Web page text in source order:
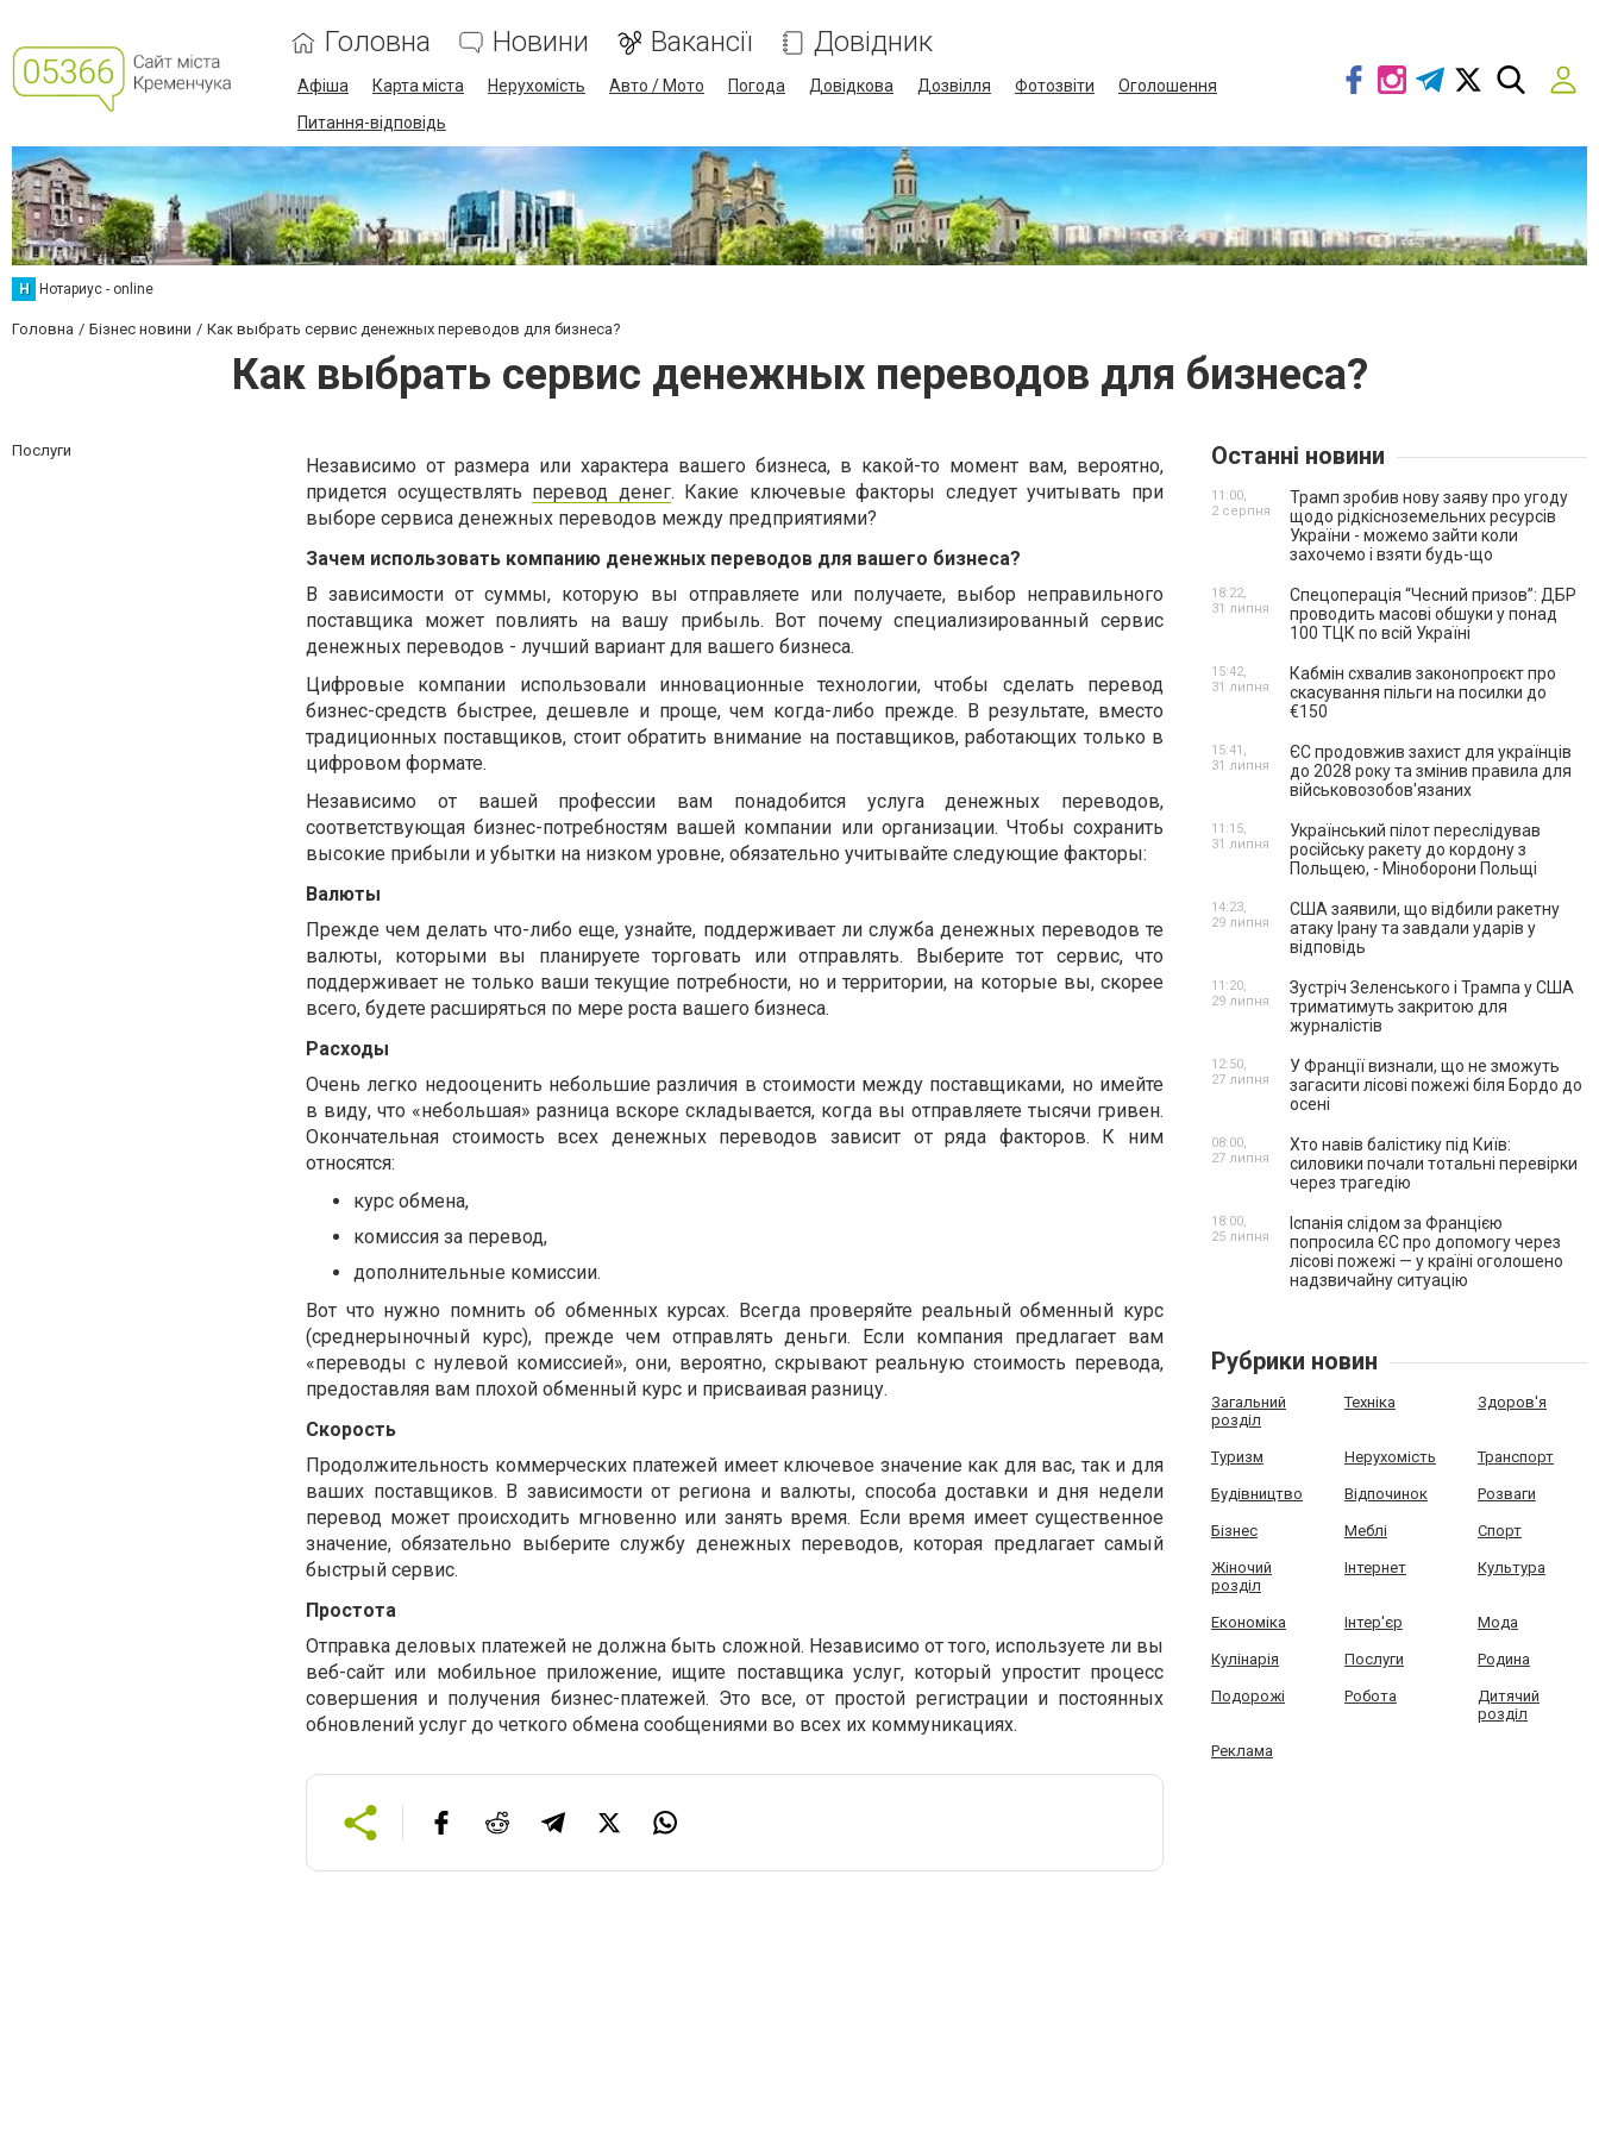
Головна Новини Вакансії Довідник
Афіша Карта міста Нерухомість Авто / Мото Погода Довідкова Дозвілля Фотозвіти
Оголошення
Питання-відповідь
Н Нотариус - online
Головна Бізнес новини Как выбрать сервис денежных переводов для бизнеса?
Как выбрать сервис денежных переводов для бизнеса?
Послуги
Независимо от размера или характера вашего бизнеса, в какой-то момент вам, вероятно,
придется осуществлять перевод денег. Какие ключевые факторы следует учитывать при
выборе сервиса денежных переводов между предприятиями?
Зачем использовать компанию денежных переводов для вашего бизнеса?
В зависимости от суммы, которую вы отправляете или получаете, выбор неправильного
поставщика может повлиять на вашу прибыль. Вот почему специализированный сервис
денежных переводов - лучший вариант для вашего бизнеса.
Цифровые компании использовали инновационные технологии, чтобы сделать перевод
бизнес-средств быстрее, дешевле и проще, чем когда-либо прежде. В результате, вместо
традиционных поставщиков, стоит обратить внимание на поставщиков, работающих только в
цифровом формате.
Независимо от вашей профессии вам понадобится услуга денежных переводов,
соответствующая бизнес-потребностям вашей компании или организации. Чтобы сохранить
высокие прибыли и убытки на низком уровне, обязательно учитывайте следующие факторы:
Валюты
Прежде чем делать что-либо еще, узнайте, поддерживает ли служба денежных переводов те
валюты, которыми вы планируете торговать или отправлять. Выберите тот сервис, что
поддерживает не только ваши текущие потребности, но и территории, на которые вы, скорее
всего, будете расширяться по мере роста вашего бизнеса.
Расходы
Очень легко недооценить небольшие различия в стоимости между поставщиками, но имейте
в виду, что «небольшая» разница вскоре складывается, когда вы отправляете тысячи гривен.
Окончательная стоимость всех денежных переводов зависит от ряда факторов. К ним
относятся:
курс обмена,
комиссия за перевод,
дополнительные комиссии.
Вот что нужно помнить об обменных курсах. Всегда проверяйте реальный обменный курс
(среднерыночный курс), прежде чем отправлять деньги. Если компания предлагает вам
«переводы с нулевой комиссией», они, вероятно, скрывают реальную стоимость перевода,
предоставляя вам плохой обменный курс и присваивая разницу.
Скорость
Продолжительность коммерческих платежей имеет ключевое значение как для вас, так и для
ваших поставщиков. В зависимости от региона и валюты, способа доставки и дня недели
перевод может происходить мгновенно или занять время. Если время имеет существенное
значение, обязательно выберите службу денежных переводов, которая предлагает самый
быстрый сервис.
Простота
Отправка деловых платежей не должна быть сложной. Независимо от того, используете ли вы
веб-сайт или мобильное приложение, ищите поставщика услуг, который упростит процесс
совершения и получения бизнес-платежей. Это все, от простой регистрации и постоянных
обновлений услуг до четкого обмена сообщениями во всех их коммуникациях.
Останні новини
Трамп зробив нову заяву про угоду
щодо рідкісноземельних ресурсів
України - можемо зайти коли
захочемо і взяти будь-що
11:00,
2 серпня
Спецоперація “Чесний призов”: ДБР
проводить масові обшуки у понад
100 ТЦК по всій Україні
18:22,
31 липня
Кабмін схвалив законопроєкт про
скасування пільги на посилки до
€150
15:42,
31 липня
ЄС продовжив захист для українців
до 2028 року та змінив правила для
військовозобов'язаних
15:41,
31 липня
Український пілот переслідував
російську ракету до кордону з
Польщею, - Міноборони Польщі
11:15,
31 липня
США заявили, що відбили ракетну
атаку Ірану та завдали ударів у
відповідь
14:23,
29 липня
Зустріч Зеленського і Трампа у США
триматимуть закритою для
журналістів
11:20,
29 липня
У Франції визнали, що не зможуть
загасити лісові пожежі біля Бордо до
осені
12:50,
27 липня
Хто навів балістику під Київ:
силовики почали тотальні перевірки
через трагедію
08:00,
27 липня
Іспанія слідом за Францією
попросила ЄС про допомогу через
лісові пожежі — у країні оголошено
надзвичайну ситуацію
18:00,
25 липня
Рубрики новин
Загальний
розділ
Техніка Здоров'я
Туризм Нерухомість Транспорт
Будівництво Відпочинок Розваги
Бізнес Меблі Спорт
Жіночий
розділ
Інтернет Культура
Економіка Інтер'єр Мода
Кулінарія Послуги Родина
Подорожі Робота
Дитячий
розділ
Реклама